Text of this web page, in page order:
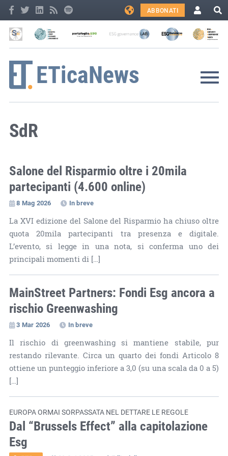
ABBONATI
SdR
Salone del Risparmio oltre i 20mila
partecipanti (4.600 online)
8 Mag 2026 In breve
La XVI edizione del Salone del Risparmio ha chiuso oltre
quota 20mila partecipanti tra presenza e digitale.
L’evento, si legge in una nota, si conferma uno dei
principali momenti di […]
MainStreet Partners: Fondi Esg ancora a
rischio Greenwashing
3 Mar 2026 In breve
Il rischio di greenwashing si mantiene stabile, pur
restando rilevante. Circa un quarto dei fondi Articolo 8
ottiene un punteggio inferiore a 3,0 (su una scala da 0 a 5)
[…]
EUROPA ORMAI SORPASSATA NEL DETTARE LE REGOLE
Dal “Brussels Effect” alla capitolazione
Esg